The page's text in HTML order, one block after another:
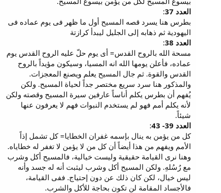
العدد 37
:
بطرس هنا يسرد قصه المسيح أول ما ظهر فى يوم عماده فى
اليهودية ثم ذهابه إلى الجليل ليبدأ كرازتة
العدد 38
:
مسحة الله بالروح القدس= أى يوم حلّ عليه الروح القدس يوم
عماده، فأعلن يومها الله انه المسيا، وسيكون مؤيداً بالروح
القدس والقوة. ثم جال المسيح يعلم ويصنع المعجزات.
والمذكور هنا سرد سريع مختصر جداً لحياة المسيح. ولكن
يُفهم أن بطرس يكلم أناساً عارفين سيرة المسيح وقصته ولكن
لأنه يكلم أمم فهو لم يستخدم النبوات فهم لا يعرفون عنها
شيئاً.
العدد 39- 43
:
كل من يؤمن به ينال بإسمه غفران الخطايا= كل تشمل إذاً
الأمم ويفهم من هذا أيضاً أن كل من لا يؤمن لا تغفر له خطاياه.
وهنا نرى القيامة حقيقية وليست خيالية، فالمسيح أكل وشرب
مع رُسُلهِ. ولكن المسيح أكل وشرب ليثبت أنه له جسد وأنه
ليس خيال، لكن كان ذلك عن دون إحتياج. ففى القيامة،
فالأجساد المقامة لن تكون بحاجة للأكل والشرب.